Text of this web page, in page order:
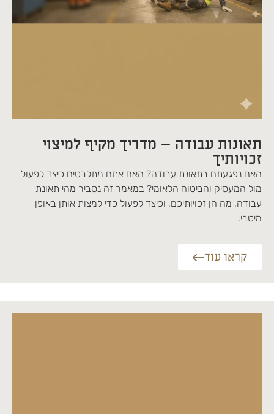
תאונות עבודה – מדריך מקיף למיצוי
זכויותיך
האם נפגעתם בתאונת עבודה? האם אתם מתלבטים כיצד לפעול
מול המעסיק והביטוח הלאומי? במאמר זה נסביר מהי תאונת
עבודה, מה הן זכויותיכם, וכיצד לפעול כדי למצות אותן באופן
מיטבי.
קראו עוד